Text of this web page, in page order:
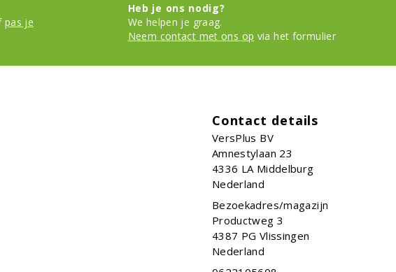
pas je
Heb je ons nodig?
We helpen je graag.
Neem contact met ons op via het formulier
Contact details
VersPlus BV
Amnestylaan 23
4336 LA Middelburg
Nederland
Bezoekadres/magazijn
Productweg 3
4387 PG Vlissingen
Nederland